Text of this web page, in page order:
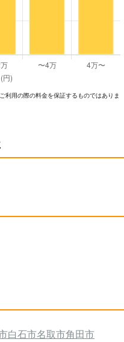
利⽤の際の料⾦を保証するものではありま
白石市名取市角田市